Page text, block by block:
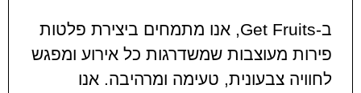
ב-Get Fruits, אנו מתמחים ביצירת פלטות
פירות מעוצבות שמשדרגות כל אירוע ומפגש
לחוויה צבעונית, טעימה ומרהיבה. אנו